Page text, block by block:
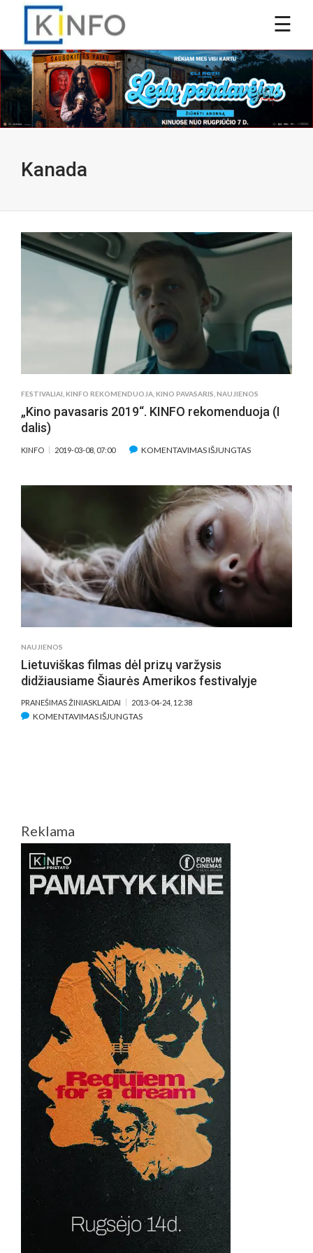
Kanada
FESTIVALIAI KINFO REKOMENDUOJA KINO PAVASARIS NAUJIENOS
„Kino pavasaris 2019“. KINFO rekomenduoja (I
dalis)
KINFO 2019-03-08, 07:00 KOMENTAVIMAS IŠJUNGTASĮRAŠE
2019“.
(I
DALIS)
NAUJIENOS
Lietuviškas filmas dėl prizų varžysis
didžiausiame Šiaurės Amerikos festivalyje
PRANEŠIMAS ŽINIASKLAIDAI 2013-04-24, 12:38
KOMENTAVIMAS IŠJUNGTASĮRAŠE
FESTIVALYJE
Reklama